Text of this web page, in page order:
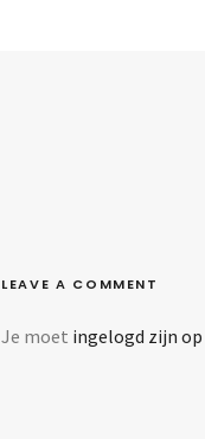
LEAVE A COMMENT
Je moet ingelogd zijn op